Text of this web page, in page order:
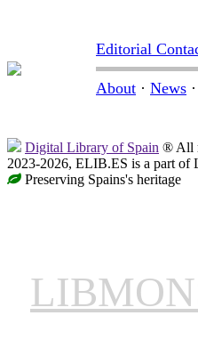
Editorial
About · News ·
Digital Library of Spain ® All
2023-2026, ELIB.ES is a part of
Preserving Spains's heritage